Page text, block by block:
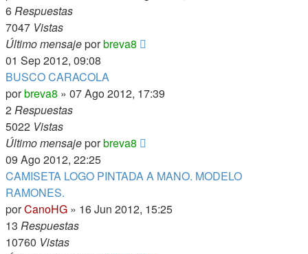
6Respuestas
7047 Vistas
Último mensajeporbreva8
01 Sep 2012, 09:08
BUSCO CARACOLA
porbreva8 » 07 Ago 2012, 17:39
2Respuestas
5022 Vistas
Último mensajeporbreva8
09 Ago 2012, 22:25
CAMISETA LOGO PINTADA A MANO. MODELO
RAMONES.
porCanoHG » 16 Jun 2012, 15:25
13 Respuestas
10760 Vistas